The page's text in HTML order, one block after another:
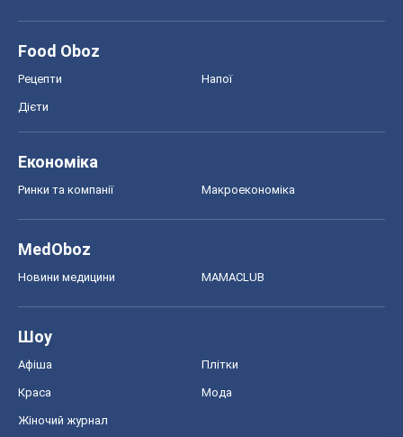
Food Oboz
Рецепти Напої
Дієти
Економіка
Ринки та компанії Макроекономіка
MedOboz
Новини медицини MAMACLUB
Шоу
Афіша Плітки
Краса Мода
Жіночий журнал